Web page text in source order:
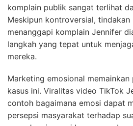
komplain publik sangat terlihat
Meskipun kontroversial,
menanggapi komplain Jennifer
langkah yang tepat untuk
mereka.
Marketing emosional
kasus ini. Viralitas video TikTok
contoh bagaimana emosi dapat
persepsi masyarakat terhadap